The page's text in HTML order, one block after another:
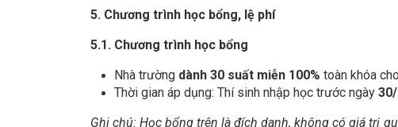
5. Chương trình học bổng, lệ phí
5.1 . Chương trình học bổng
Nhà trường dành 30 suất miễn 100% toàn khóa
Thời gian áp dụng: Thí sinh nhập học trước ngày
Ghi chú: Học bổng trên là đích danh, không có giá trị